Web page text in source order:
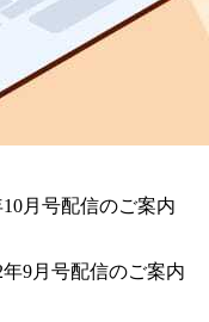
月号配信のご案内